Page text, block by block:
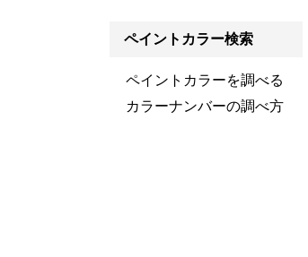
ペイントカラー検索
ペイントカラーを調べる
カラーナンバーの調べ方